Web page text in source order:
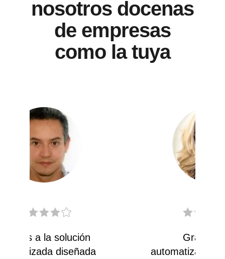
nosotros docenas
de empresas
como la tuya
Gracias a la
automatización creada por